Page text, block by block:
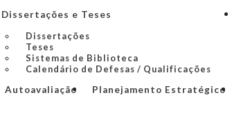
Dissertações e Teses
Dissertações
Teses
Sistemas de Biblioteca
Calendário de Defesas / Qualificações
Autoavaliação Planejamento Estratégico